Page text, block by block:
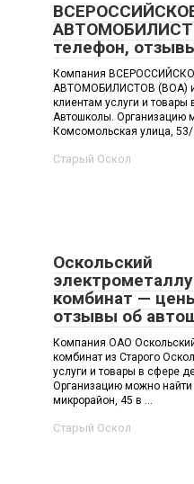
телефон,
Компания
АВТОМОБИЛИСТОВ (ВОА)
клиентам услуги и товары
Автошколы. Организацию
Комсомольская улица, 53/
Старый Оскол
Оскольский
комбинат —
отзывы об
Компания ОАО
комбинат из Старого
услуги и товары в сфере
Организацию можно
микрорайон, 45 в ...
Старый Оскол